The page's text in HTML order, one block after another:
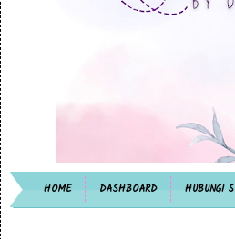
HOME DASHBOARD HUBUNGI